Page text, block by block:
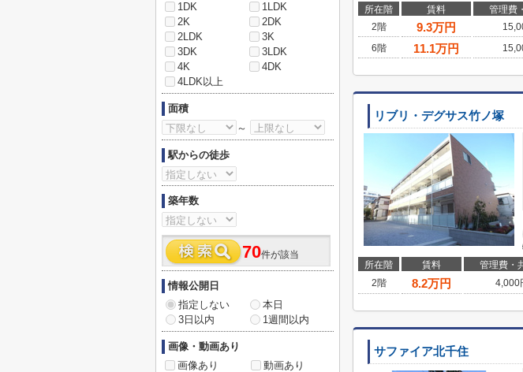
所在階 賃料 管理費
2階
9.3万円
6階
11.1万円
リブリ・デグサス竹ノ塚
所在階 賃料 管理費・
2階
8.2万円 4,000
サファイア北千住
1DK
1LDK
2K
2DK
2LDK
3K
3DK
3LDK
4K
4DK
4LDK以上
面積
～
駅からの徒歩
築年数
70件が該当
情報公開日
指定しない
本日
3日以内
1週間以内
画像・動画あり
画像あり
動画あり